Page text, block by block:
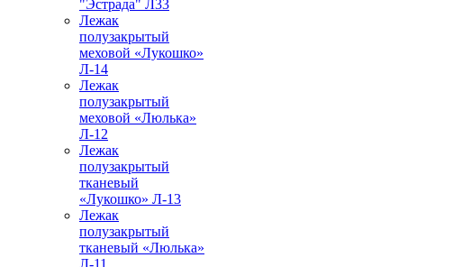
"Эстрада" Л33
Лежак
полузакрытый
меховой «Лукошко»
Л-14
Лежак
полузакрытый
меховой «Люлька»
Л-12
Лежак
полузакрытый
тканевый
«Лукошко» Л-13
Лежак
полузакрытый
тканевый «Люлька»
Л-11